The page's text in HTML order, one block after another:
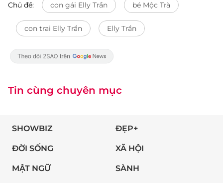
Chủ đề: con gái Elly Trần bé Mộc Trà
con trai Elly Trần Elly Trần
Tin cùng chuyên mục
SHOWBIZ ĐẸP+
ĐỜI SỐNG XÃ HỘI
MẬT NGỮ SÀNH